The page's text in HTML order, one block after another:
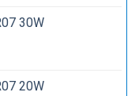
₫.
30W
20W